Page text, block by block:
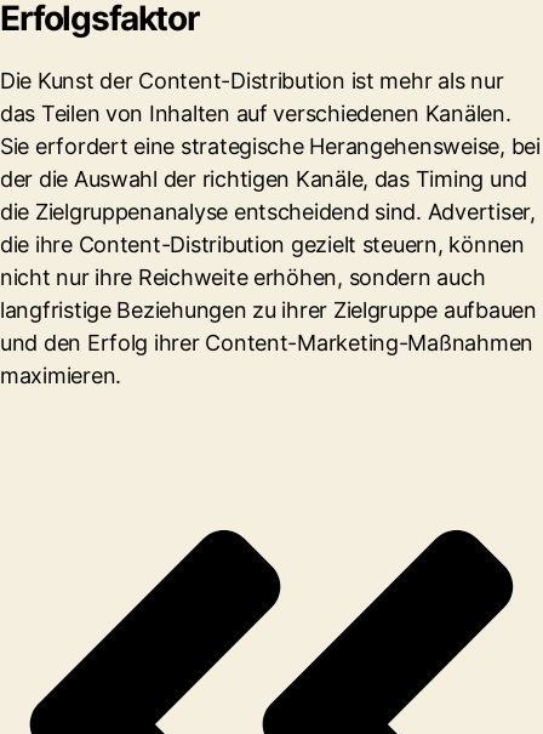
Erfolgsfaktor
Die Kunst der Content-Distribution ist mehr als nur
das Teilen von Inhalten auf verschiedenen Kanälen.
Sie erfordert eine strategische Herangehensweise, bei
der die Auswahl der richtigen Kanäle, das Timing und
die Zielgruppenanalyse entscheidend sind. Advertiser,
die ihre Content-Distribution gezielt steuern, können
nicht nur ihre Reichweite erhöhen, sondern auch
langfristige Beziehungen zu ihrer Zielgruppe aufbauen
und den Erfolg ihrer Content-Marketing-Maßnahmen
maximieren.